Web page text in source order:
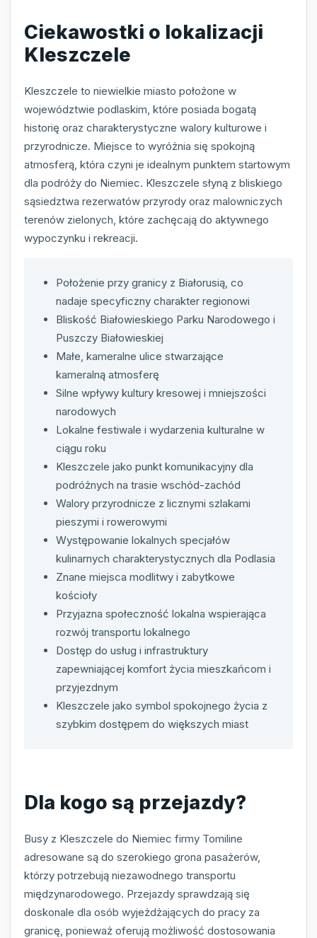
Ciekawostki o lokalizacji
Kleszczele
Kleszczele to niewielkie miasto położone w
województwie podlaskim, które posiada bogatą
historię oraz charakterystyczne walory kulturowe i
przyrodnicze. Miejsce to wyróżnia się spokojną
atmosferą, która czyni je idealnym punktem startowym
dla podróży do Niemiec. Kleszczele słyną z bliskiego
sąsiedztwa rezerwatów przyrody oraz malowniczych
terenów zielonych, które zachęcają do aktywnego
wypoczynku i rekreacji.
Położenie przy granicy z Białorusią, co
nadaje specyficzny charakter regionowi
Bliskość Białowieskiego Parku Narodowego i
Puszczy Białowieskiej
Małe, kameralne ulice stwarzające
kameralną atmosferę
Silne wpływy kultury kresowej i mniejszości
narodowych
Lokalne festiwale i wydarzenia kulturalne w
ciągu roku
Kleszczele jako punkt komunikacyjny dla
podróżnych na trasie wschód-zachód
Walory przyrodnicze z licznymi szlakami
pieszymi i rowerowymi
Występowanie lokalnych specjałów
kulinarnych charakterystycznych dla Podlasia
Znane miejsca modlitwy i zabytkowe
kościoły
Przyjazna społeczność lokalna wspierająca
rozwój transportu lokalnego
Dostęp do usług i infrastruktury
zapewniającej komfort życia mieszkańcom i
przyjezdnym
Kleszczele jako symbol spokojnego życia z
szybkim dostępem do większych miast
Dla kogo są przejazdy?
Busy z Kleszczele do Niemiec firmy Tomiline
adresowane są do szerokiego grona pasażerów,
którzy potrzebują niezawodnego transportu
międzynarodowego. Przejazdy sprawdzają się
doskonale dla osób wyjeżdżających do pracy za
granicę, ponieważ oferują możliwość dostosowania